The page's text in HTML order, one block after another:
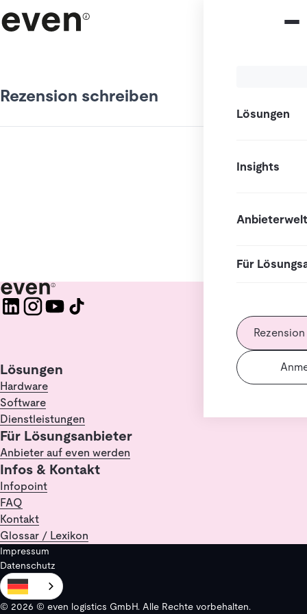
Lösungen
Insights
Anbieterwelt
Für
Rezension schreiben
Lösungen
Hardware
Software
Dienstleistungen
Für Lösungsanbieter
Anbieter auf even werden
Infos & Kontakt
Infopoint
FAQ
Kontakt
Glossar / Lexikon
Impressum
Datenschutz
© 2026 © even logistics GmbH. Alle Rechte vorbehalten.